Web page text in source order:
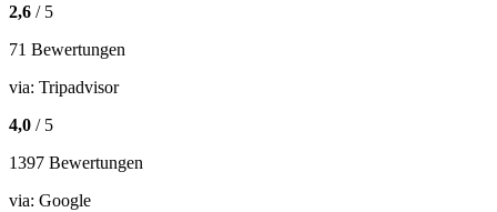
2,6 / 5
71 Bewertungen
via: Tripadvisor
4,0 / 5
1397 Bewertungen
via: Google